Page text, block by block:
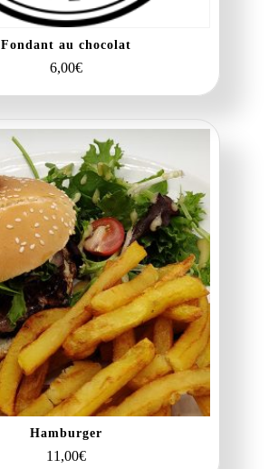
Fondant au chocolat
6,00€
Hamburger
11,00€